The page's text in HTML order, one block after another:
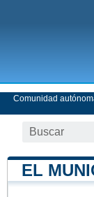
Comunidad
EL